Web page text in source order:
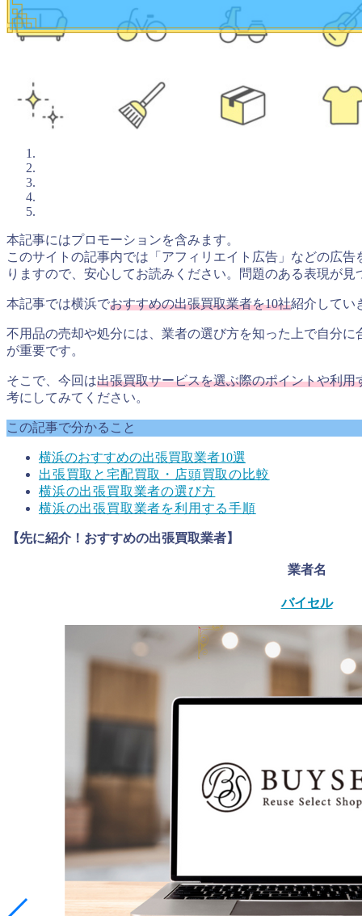
本記事にはプロモーションを含みます。
このサイトの記事内では「アフィリエイト広告」などの広
りますので、安心してお読みください。問題のある表現が
本記事では横浜でおすすめの出張買取業者を10社紹介してい
不用品の売却や処分には、業者の選び方を知った上で自分
が重要です。
そこで、今回は出張買取サービスを選ぶ際のポイントや利用
考にしてみてください。
この記事で分かること
横浜のおすすめの出張買取業者10選
出張買取と宅配買取・店頭買取の比較
横浜の出張買取業者の選び方
横浜の出張買取業者を利用する手順
【先に紹介！おすすめの出張買取業者】
業者名
バイセル